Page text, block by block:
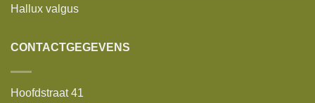
Hallux valgus
CONTACTGEGEVENS
Hoofdstraat 41